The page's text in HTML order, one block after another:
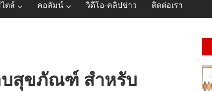
ตล์ คอลัมน์ วิดีโอ-คลิปข่าว ติดต่อเรา
อบสุขภัณฑ์ สำหรับ